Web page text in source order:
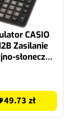
CASIO
Zasilanie
słoneczne,
49.73 zł